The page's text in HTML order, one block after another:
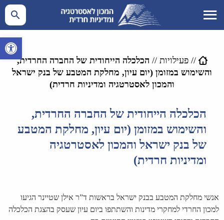
פתח
//פעילויות // הכלכלה הייחודית של החברה החרדית,
והשימוש במזומן (יום עיון, מחלקת המטבע של בנק ישראל
והמכון לאסטרטגיה ומדיניות חרדית)
הכלכלה הייחודית של החברה החרדית,
והשימוש במזומן (יום עיון, מחלקת המטבע
של בנק ישראל והמכון לאסטרטגיה
ומדיניות חרדית)
אנשי מחלקת המטבע בבנק ישראל בראשות ד”ר אילן שטיינר הגיעו
למכון החרדי למחקרי מדינות והשתתפו ביום עיון שעסק בהצגת הכלכלה